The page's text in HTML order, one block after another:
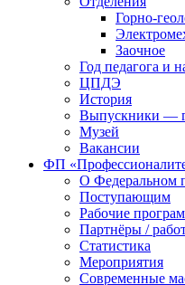
Горно-
Заочное
Год педагога и
ЦПДЭ
История
Выпускники —
Музей
Вакансии
ФП
О Федеральном
Поступающим
Рабочие
Партнёры /
Статистика
Мероприятия
Современные